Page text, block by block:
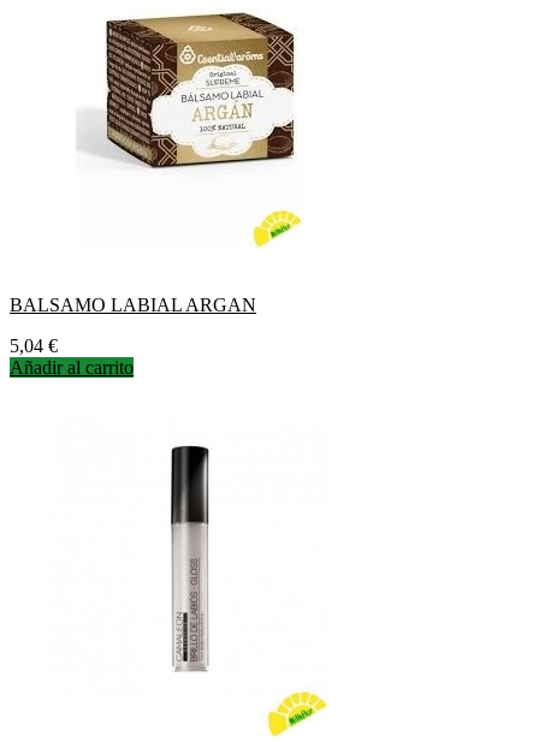
BALSAMO LABIAL ARGAN
Precio
5,04 €
Añadir al carrito